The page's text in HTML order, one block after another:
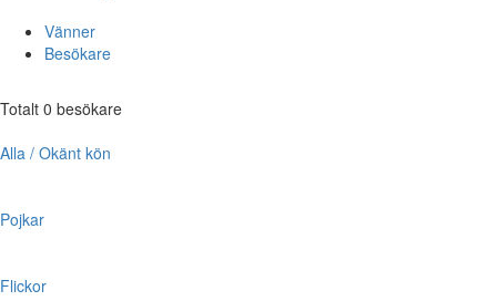
Vänner
Besökare
Totalt 0 besökare
Alla / Okänt kön
Pojkar
Flickor